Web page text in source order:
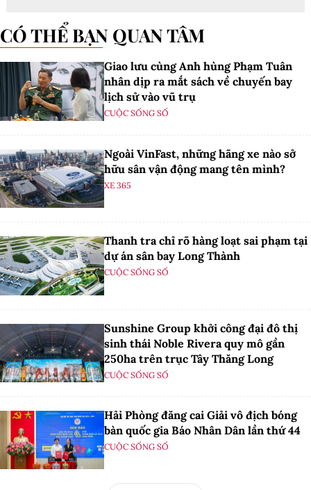
CÓ THỂ BẠN QUAN TÂM
Giao lưu cùng Anh hùng Phạm Tuân
nhân dịp ra mắt sách về chuyến bay
lịch sử vào vũ trụ
CUỘC SỐNG SỐ
Ngoài VinFast, những hãng xe nào sở
hữu sân vận động mang tên mình?
XE 365
Thanh tra chỉ rõ hàng loạt sai phạm tại
dự án sân bay Long Thành
CUỘC SỐNG SỐ
Sunshine Group khởi công đại đô thị
sinh thái Noble Rivera quy mô gần
250ha trên trục Tây Thăng Long
CUỘC SỐNG SỐ
Hải Phòng đăng cai Giải vô địch bóng
bàn quốc gia Báo Nhân Dân lần thứ 44
CUỘC SỐNG SỐ